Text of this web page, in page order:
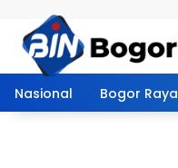
Nasional Bogor Raya